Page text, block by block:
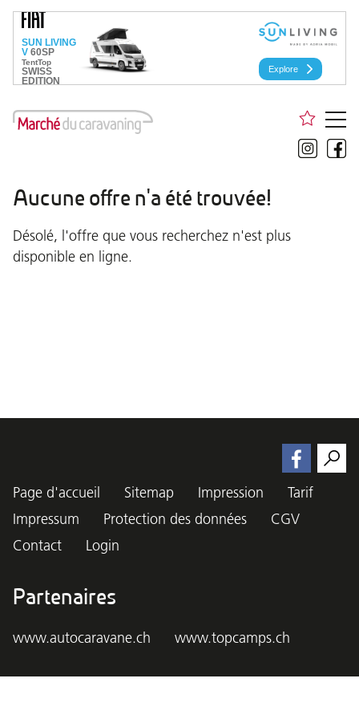
Aucune offre n'a été trouvée!
Désolé, l'offre que vous recherchez n'est plus
disponible en ligne.
Page d'accueil Sitemap Impression
Tarif
Impressum
Protection des données
CGV
Contact
Login
Partenaires
www.autocaravane.ch www.topcamps.ch